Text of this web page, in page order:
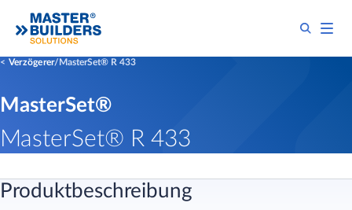
Verzögerer MasterSet® R 433
MasterSet®
MasterSet® R 433
Produktbeschreibung